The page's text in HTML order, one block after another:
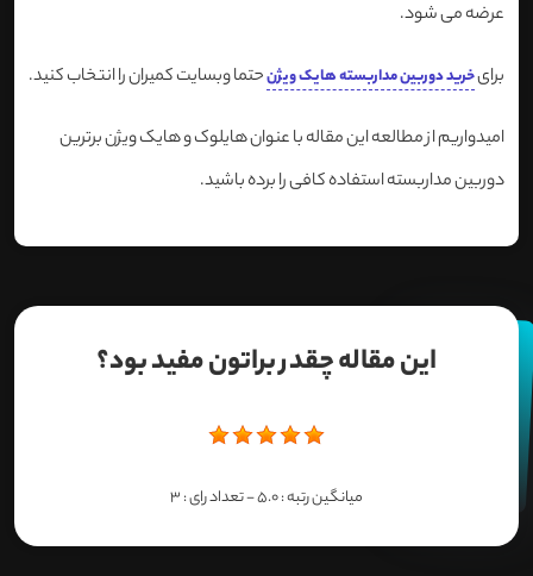
عرضه می شود.
برایخرید دوربین مداربسته هایک ویژنحتما وبسایت کمیران را انتخاب کنید.
امیدواریم از مطالعه این مقاله با عنوان هایلوک و هایک ویژن برترین
دوربین مداربسته استفاده کافی را برده باشید.
این مقاله چقدر براتون مفید بود؟
میانگین رتبه :5.0- تعداد رای :3